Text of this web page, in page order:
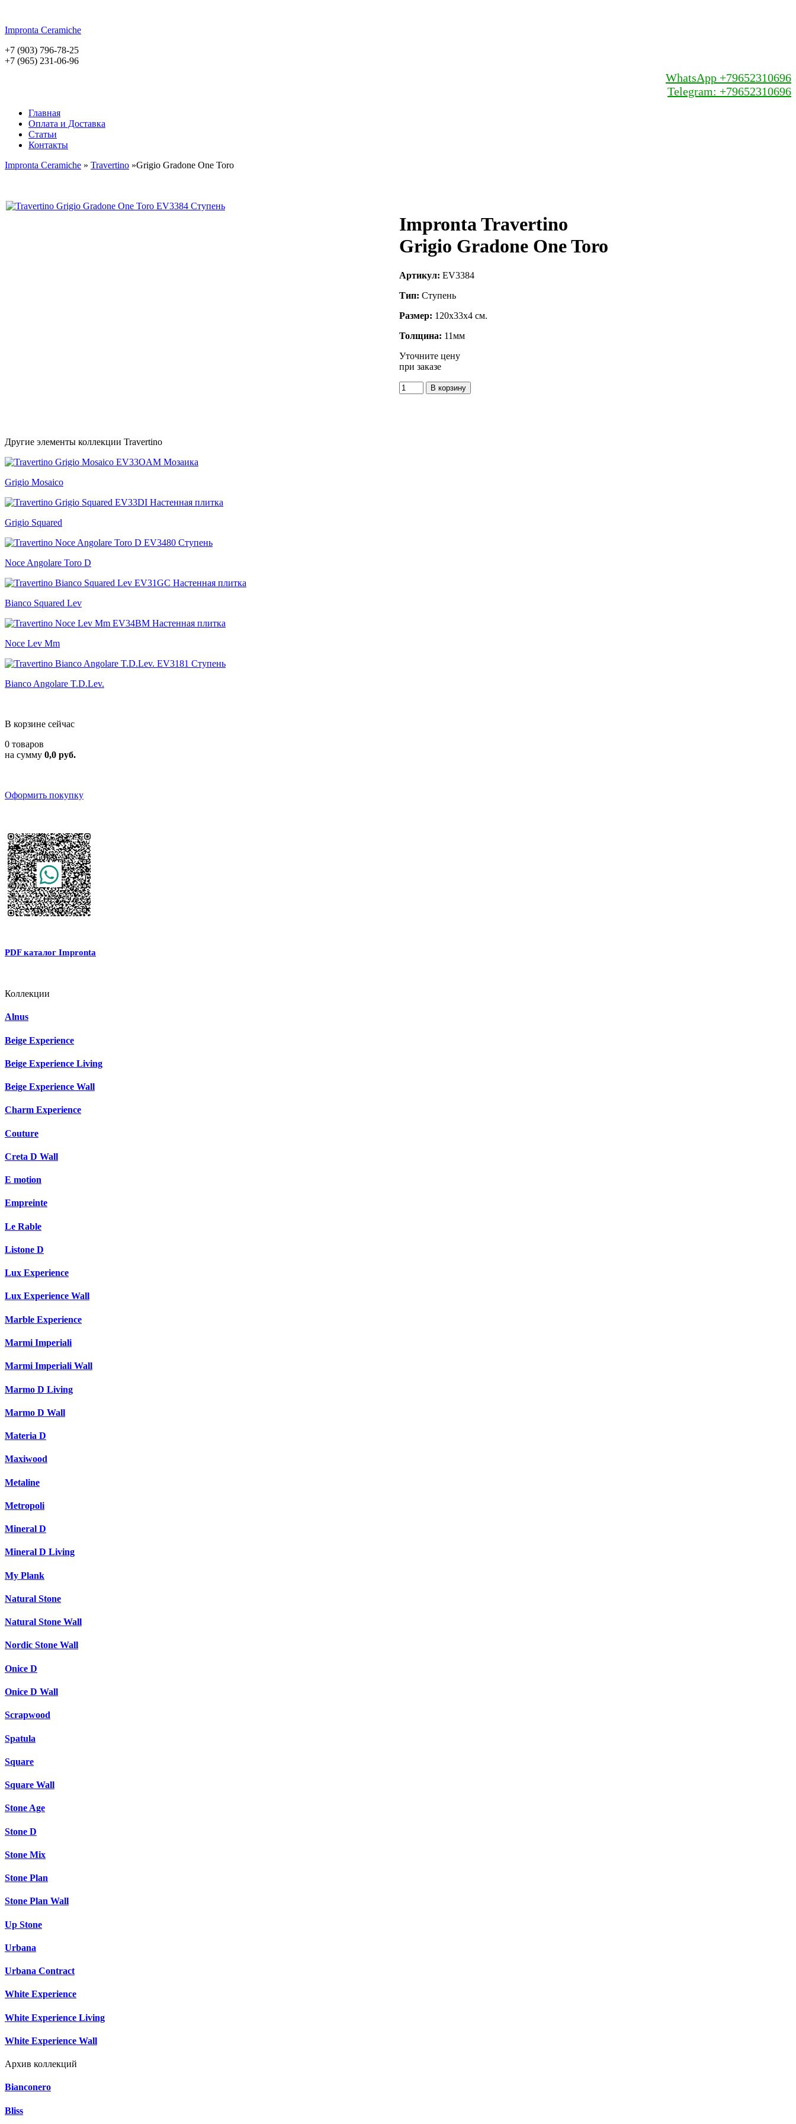
Impronta Ceramiche
+7 (903) 796-78-25
+7 (965) 231-06-96
WhatsApp +79652310696
Telegram: +79652310696
Главная
Оплата и Доставка
Статьи
Контакты
Impronta Ceramiche » Travertino »Grigio Gradone One Toro
Impronta Travertino
Grigio Gradone One Toro
Артикул: EV3384
Тип: Ступень
Размер: 120x33x4 см.
Толщина: 11мм
Уточните цену
при заказе
Другие элементы коллекции Travertino
Grigio Mosaico
Grigio Squared
Noce Angolare Toro D
Bianco Squared Lev
Noce Lev Mm
Bianco Angolare T.D.Lev.
В корзине сейчас
0 товаров
на сумму 0,0 руб.
Оформить покупку
PDF каталог Impronta
Коллекции
Alnus
Beige Experience
Beige Experience Living
Beige Experience Wall
Charm Experience
Couture
Creta D Wall
E motion
Empreinte
Le Rable
Listone D
Lux Experience
Lux Experience Wall
Marble Experience
Marmi Imperiali
Marmi Imperiali Wall
Marmo D Living
Marmo D Wall
Materia D
Maxiwood
Metaline
Metropoli
Mineral D
Mineral D Living
My Plank
Natural Stone
Natural Stone Wall
Nordic Stone Wall
Onice D
Onice D Wall
Scrapwood
Spatula
Square
Square Wall
Stone Age
Stone D
Stone Mix
Stone Plan
Stone Plan Wall
Up Stone
Urbana
Urbana Contract
White Experience
White Experience Living
White Experience Wall
Архив коллекций
Bianconero
Bliss